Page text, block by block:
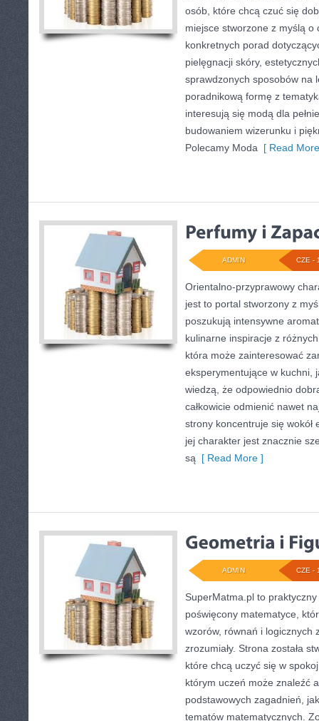
osób, które chcą czuć się
miejsce stworzone z myślą o
konkretnych porad
pielęgnacji skóry,
sprawdzonych sposobów na
poradnikową formę z
interesują się modą dla
budowaniem wizerunku i
Polecamy Moda [ Read
CZE -
ADMIN
Orientalno-przyprawowy
jest to portal stworzony z
poszukują intensywne
kulinarne inspiracje z
która może zainteresować
eksperymentujące w kuchni,
wiedzą, że odpowiednio
całkowicie odmienić nawet
strony koncentruje się wokół
jej charakter jest znacznie
są [ Read More ]
CZE -
ADMIN
SuperMatma.pl to
poświęcony matematyce,
wzorów, równań i logicznych
zrozumiały. Strona została
które chcą uczyć się w
którym uczeń może znaleźć
podstawowych zagadnień,
tematów matematycznych.